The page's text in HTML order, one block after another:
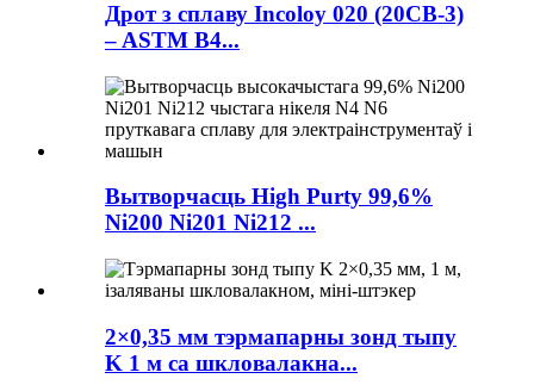
Дрот з сплаву Incoloy 020 (20CB-3)
– ASTM B4...
Вытворчасць High Purty 99,6%
Ni200 Ni201 Ni212 ...
2×0,35 мм тэрмапарны зонд тыпу
K 1 м са шкловалакна...